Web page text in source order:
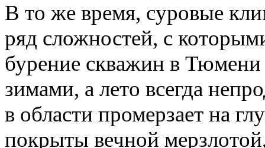
В то же время, суровые
ряд сложностей, с
бурение скважин в
зимами, а лето всегда
в области промерзает на
покрыты вечной